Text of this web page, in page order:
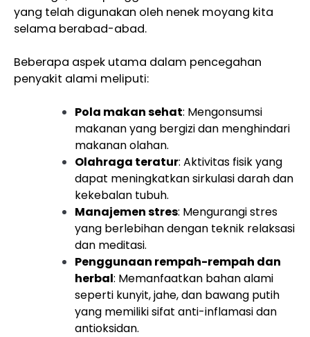
yang telah digunakan oleh nenek moyang kita
selama berabad-abad.
Beberapa aspek utama dalam pencegahan
penyakit alami meliputi:
Pola makan sehat: Mengonsumsi
makanan yang bergizi dan menghindari
makanan olahan.
Olahraga teratur: Aktivitas fisik yang
dapat meningkatkan sirkulasi darah dan
kekebalan tubuh.
Manajemen stres: Mengurangi stres
yang berlebihan dengan teknik relaksasi
dan meditasi.
Penggunaan rempah-rempah dan
herbal: Memanfaatkan bahan alami
seperti kunyit, jahe, dan bawang putih
yang memiliki sifat anti-inflamasi dan
antioksidan.